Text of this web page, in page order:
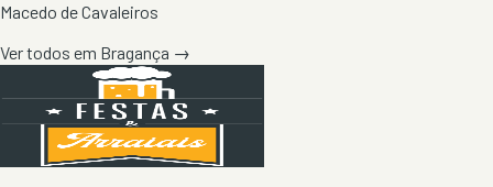
Macedo de Cavaleiros
Ver todos em Bragança →